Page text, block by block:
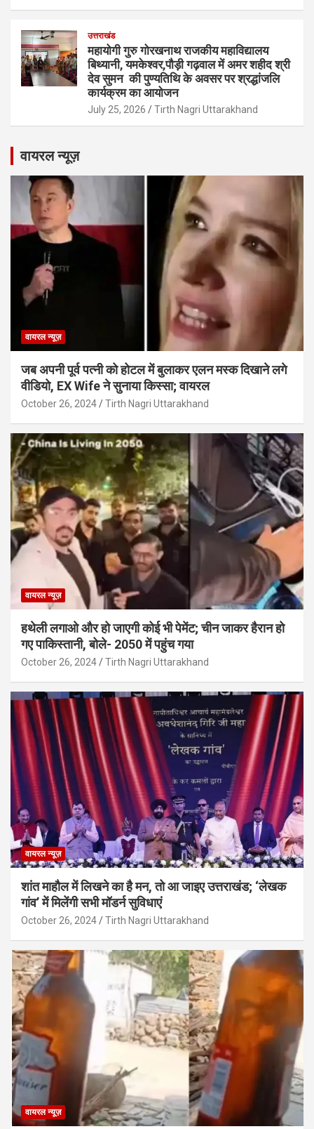
उत्तराखंड
महायोगी गुरु गोरखनाथ राजकीय महाविद्यालय
बिथ्यानी, यमकेश्वर,पौड़ी गढ़वाल में अमर शहीद श्री
देव सुमन की पुण्यतिथि के अवसर पर श्रद्धांजलि
कार्यक्रम का आयोजन
July 25, 2026 Tirth Nagri Uttarakhand
वायरल न्यूज़
वायरल न्यूज़
जब अपनी पूर्व पत्नी को होटल में बुलाकर एलन मस्क दिखाने लगे
वीडियो, EX Wife ने सुनाया किस्सा; वायरल
October 26, 2024 Tirth Nagri Uttarakhand
वायरल न्यूज़
हथेली लगाओ और हो जाएगी कोई भी पेमेंट; चीन जाकर हैरान हो
गए पाकिस्तानी, बोले- 2050 में पहुंच गया
October 26, 2024 Tirth Nagri Uttarakhand
वायरल न्यूज़
शांत माहौल में लिखने का है मन, तो आ जाइए उत्तराखंड; ‘लेखक
गांव’ में मिलेंगी सभी मॉडर्न सुविधाएं
October 26, 2024 Tirth Nagri Uttarakhand
वायरल न्यूज़